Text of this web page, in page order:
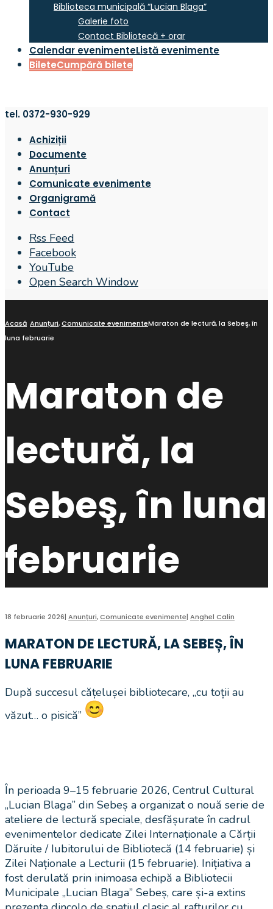
Biblioteca municipală “Lucian Blaga”
Galerie foto
Contact Bibliotecă + orar
Calendar evenimenteListă evenimente
BileteCumpără bilete
tel. 0372-930-929
Achiziții
Documente
Anunțuri
Comunicate evenimente
Organigramă
Contact
Rss Feed
Facebook
YouTube
Open Search Window
Acasă Anunțuri,Comunicate evenimenteMaraton de lectură, la Sebeş, în
luna februarie
Maraton de
lectură, la
Sebeş, în luna
februarie
18 februarie 2026| Anunțuri,Comunicate evenimente| Anghel Calin
MARATON DE LECTURĂ, LA SEBEȘ, ÎN
LUNA FEBRUARIE
După succesul cățelușei bibliotecare, „cu toții au
văzut… o pisică”
În perioada 9–15 februarie 2026, Centrul Cultural
„Lucian Blaga” din Sebeș a organizat o nouă serie de
ateliere de lectură speciale, desfășurate în cadrul
evenimentelor dedicate Zilei Internaționale a Cărții
Dăruite / Iubitorului de Bibliotecă (14 februarie) și
Zilei Naționale a Lecturii (15 februarie). Inițiativa a
fost derulată prin inimoasa echipă a Bibliotecii
Municipale „Lucian Blaga” Sebeș, care și-a extins